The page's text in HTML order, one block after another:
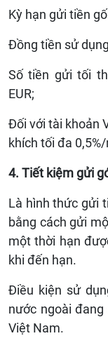
Kỳ hạn gửi tiền
Đồng tiền sử
Số tiền gửi tối
EUR;
Đối với tài khoản
khích tối đa
4. Tiết kiệm gửi
Là hình thức gửi
bằng cách gửi
một thời hạn
khi đến hạn.
Điều kiện sử
nước ngoài
Việt Nam.